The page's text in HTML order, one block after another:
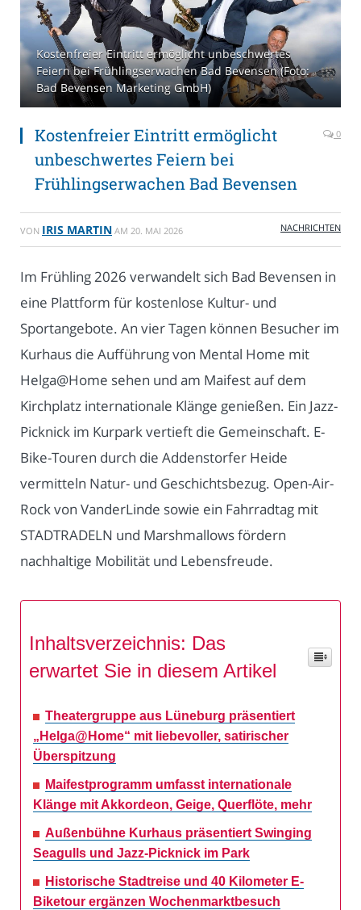
Kostenfreier Eintritt ermöglicht unbeschwertes
Feiern bei Frühlingserwachen Bad Bevensen (Foto:
Bad Bevensen Marketing GmbH)
Kostenfreier Eintritt ermöglicht
unbeschwertes Feiern bei
Frühlingserwachen Bad Bevensen
0
VON IRIS MARTIN AM 20. MAI 2026 NACHRICHTEN
Im Frühling 2026 verwandelt sich Bad Bevensen in
eine Plattform für kostenlose Kultur- und
Sportangebote. An vier Tagen können Besucher im
Kurhaus die Aufführung von Mental Home mit
Helga@Home sehen und am Maifest auf dem
Kirchplatz internationale Klänge genießen. Ein Jazz-
Picknick im Kurpark vertieft die Gemeinschaft. E-
Bike-Touren durch die Addenstorfer Heide
vermitteln Natur- und Geschichtsbezug. Open-Air-
Rock von VanderLinde sowie ein Fahrradtag mit
STADTRADELN und Marshmallows fördern
nachhaltige Mobilität und Lebensfreude.
Inhaltsverzeichnis: Das
erwartet Sie in diesem Artikel
Theatergruppe aus Lüneburg präsentiert
„Helga@Home“ mit liebevoller, satirischer
Überspitzung
Maifestprogramm umfasst internationale
Klänge mit Akkordeon, Geige, Querflöte, mehr
Außenbühne Kurhaus präsentiert Swinging
Seagulls und Jazz-Picknick im Park
Historische Stadtreise und 40 Kilometer E-
Biketour ergänzen Wochenmarktbesuch